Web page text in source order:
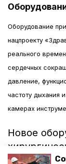
Оборудование
нацпроекту
реального
сердечных
давление,
частоту дыхания
камерах
Новое